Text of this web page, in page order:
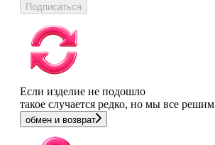
Подписаться
Если изделие не подошло
такое случается редко, но мы все решим
обмен и возврат